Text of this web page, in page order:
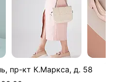
пр-кт К.Маркса, д. 58